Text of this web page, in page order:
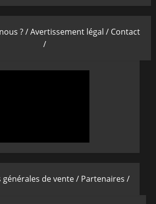
? /Avertissement légal / Contact
/
générales de vente / Partenaires /